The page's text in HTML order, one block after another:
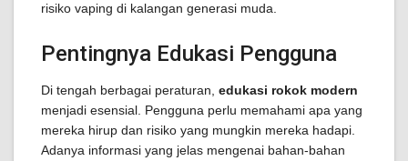
risiko vaping di kalangan generasi muda.
Pentingnya Edukasi Pengguna
Di tengah berbagai peraturan, edukasi rokok modern
menjadi esensial. Pengguna perlu memahami apa yang
mereka hirup dan risiko yang mungkin mereka hadapi.
Adanya informasi yang jelas mengenai bahan-bahan